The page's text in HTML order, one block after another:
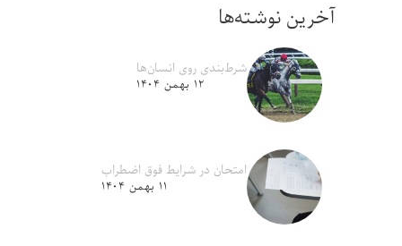
آخرین نوشته‌ها
شرط‌بندی روی انسان‌ها
۱۲ بهمن ۱۴۰۴
امتحان در شرایط فوق اضطراب
۱۱ بهمن ۱۴۰۴